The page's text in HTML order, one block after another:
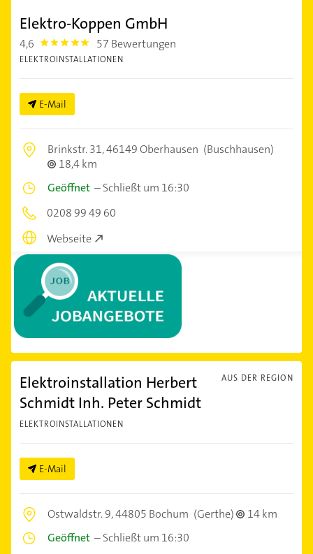
Elektro-Koppen GmbH
4,6 4.6 57 Bewertungen
ELEKTROINSTALLATIONEN
E-Mail
Brinkstr. 31,46149 Oberhausen (Buschhausen)
18,4 km
Geöffnet –Schließt um 16:30
0208 99 49 60
Webseite
AUS DER REGION
Elektroinstallation Herbert
Schmidt Inh. Peter Schmidt
ELEKTROINSTALLATIONEN
E-Mail
Ostwaldstr. 9,44805 Bochum (Gerthe)
14 km
Geöffnet –Schließt um 16:30